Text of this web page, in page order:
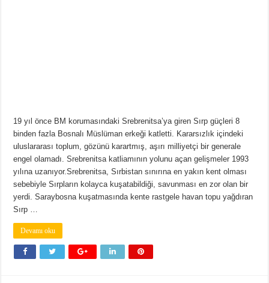
19 yıl önce BM korumasındaki Srebrenitsa’ya giren Sırp güçleri 8
binden fazla Bosnalı Müslüman erkeği katletti. Kararsızlık içindeki
uluslararası toplum, gözünü karartmış, aşırı milliyetçi bir generale
engel olamadı. Srebrenitsa katliamının yolunu açan gelişmeler 1993
yılına uzanıyor.Srebrenitsa, Sırbistan sınırına en yakın kent olması
sebebiyle Sırpların kolayca kuşatabildiği, savunması en zor olan bir
yerdi. Saraybosna kuşatmasında kente rastgele havan topu yağdıran
Sırp …
Devamı oku